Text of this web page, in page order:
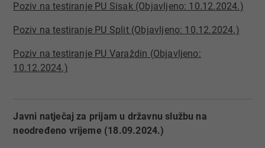
Poziv na testiranje PU Sisak (Objavljeno: 10.12.2024.)
Poziv na testiranje PU Split (Objavljeno: 10.12.2024.)
Poziv na testiranje PU Varaždin (Objavljeno:
10.12.2024.)​​
Javni natječaj za prijam u državnu službu na
neodređeno vrijeme (18.09.2024.)